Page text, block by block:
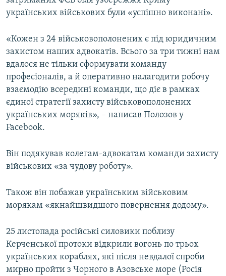
українських військових були «успішно виконані».
«Кожен з 24 військовополонених є під юридичним
захистом наших адвокатів. Всього за три тижні нам
вдалося не тільки сформувати команду
професіоналів, а й оперативно налагодити робочу
взаємодію всередині команди, що діє в рамках
єдиної стратегії захисту військовополонених
українських моряків», – написав Полозов у
Facebook.
Він подякував колегам-адвокатам команди захисту
військових «за чудову роботу».
Також він побажав українським військовим
морякам «якнайшвидшого повернення додому».
25 листопада російські силовики поблизу
Керченської протоки відкрили вогонь по трьох
українських кораблях, які після невдалої спроби
мирно пройти з Чорного в Азовське море (Росія